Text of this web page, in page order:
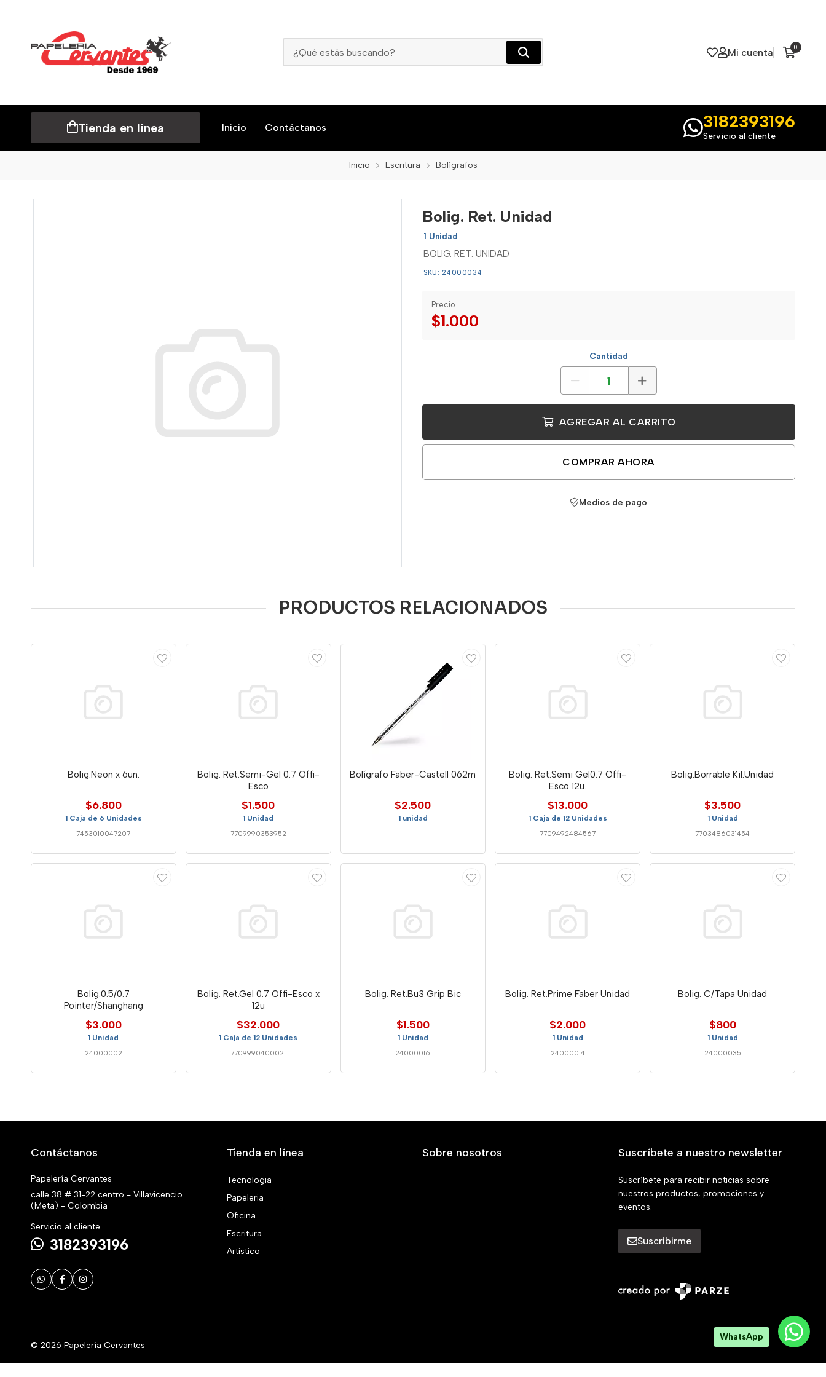
Mi cuenta 0
Tienda en línea Inicio Contáctanos 3182393196
Servicio al cliente
Inicio Escritura Bolígrafos
Bolig. Ret. Unidad
1 Unidad
BOLIG. RET. UNIDAD
SKU: 24000034
Precio
$1.000
Cantidad
AGREGAR AL CARRITO
COMPRAR AHORA
Medios de pago
PRODUCTOS RELACIONADOS
Bolig.Neon x 6un.
$6.800
1 Caja de 6 Unidades
7453010047207
Bolig. Ret.Semi-Gel 0.7 Offi-
Esco
$1.500
1 Unidad
7709990353952
Bolígrafo Faber-Castell 062m
$2.500
1 unidad
Bolig. Ret.Semi Gel0.7 Offi-
Esco 12u.
$13.000
1 Caja de 12 Unidades
7709492484567
Bolig.Borrable Kil.Unidad
$3.500
1 Unidad
7703486031454
Bolig.0.5/0.7
Pointer/Shanghang
$3.000
1 Unidad
24000002
Bolig. Ret.Gel 0.7 Offi-Esco x
12u
$32.000
1 Caja de 12 Unidades
7709990400021
Bolig. Ret.Bu3 Grip Bic
$1.500
1 Unidad
24000016
Bolig. Ret.Prime Faber Unidad
$2.000
1 Unidad
24000014
Bolig. C/Tapa Unidad
$800
1 Unidad
24000035
Contáctanos
Papelería Cervantes
calle 38 # 31-22 centro - Villavicencio
(Meta) - Colombia
Servicio al cliente
3182393196
Tienda en línea
Tecnologia
Papeleria
Oficina
Escritura
Artistico
Sobre nosotros Suscríbete a nuestro newsletter
Suscríbete para recibir noticias sobre
nuestros productos, promociones y
eventos.
Suscribirme
© 2026 Papelería Cervantes
WhatsApp